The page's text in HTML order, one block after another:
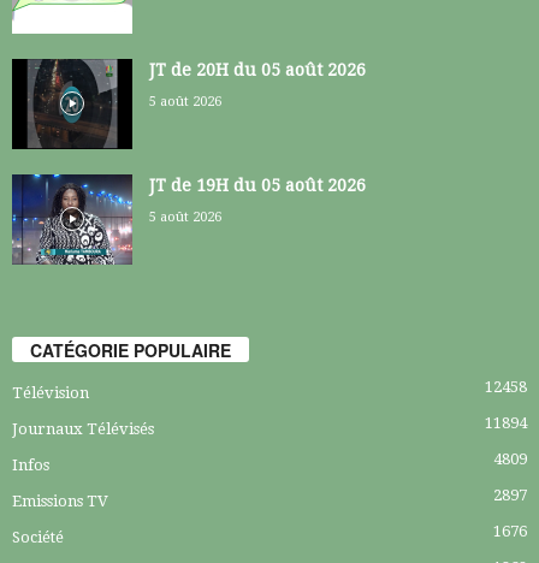
JT de 20H du 05 août 2026
5 août 2026
JT de 19H du 05 août 2026
5 août 2026
CATÉGORIE POPULAIRE
Télévision 12458
Journaux Télévisés 11894
Infos 4809
Emissions TV 2897
Société
1676